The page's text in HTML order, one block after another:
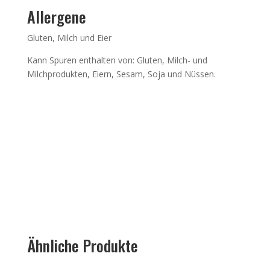
Allergene
Gluten, Milch und Eier
Kann Spuren enthalten von: Gluten, Milch- und
Milchprodukten, Eiern, Sesam, Soja und Nüssen.
Ähnliche Produkte